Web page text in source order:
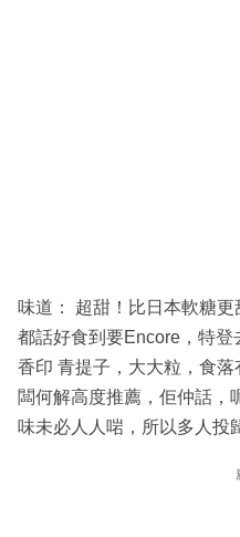
味道： 超甜！比日本軟糖更
都話好食到要Encore，特登
香印 青提子，大大粒，食
闆何解高度推薦，佢仲話，
味未必人人啱，所以多人投